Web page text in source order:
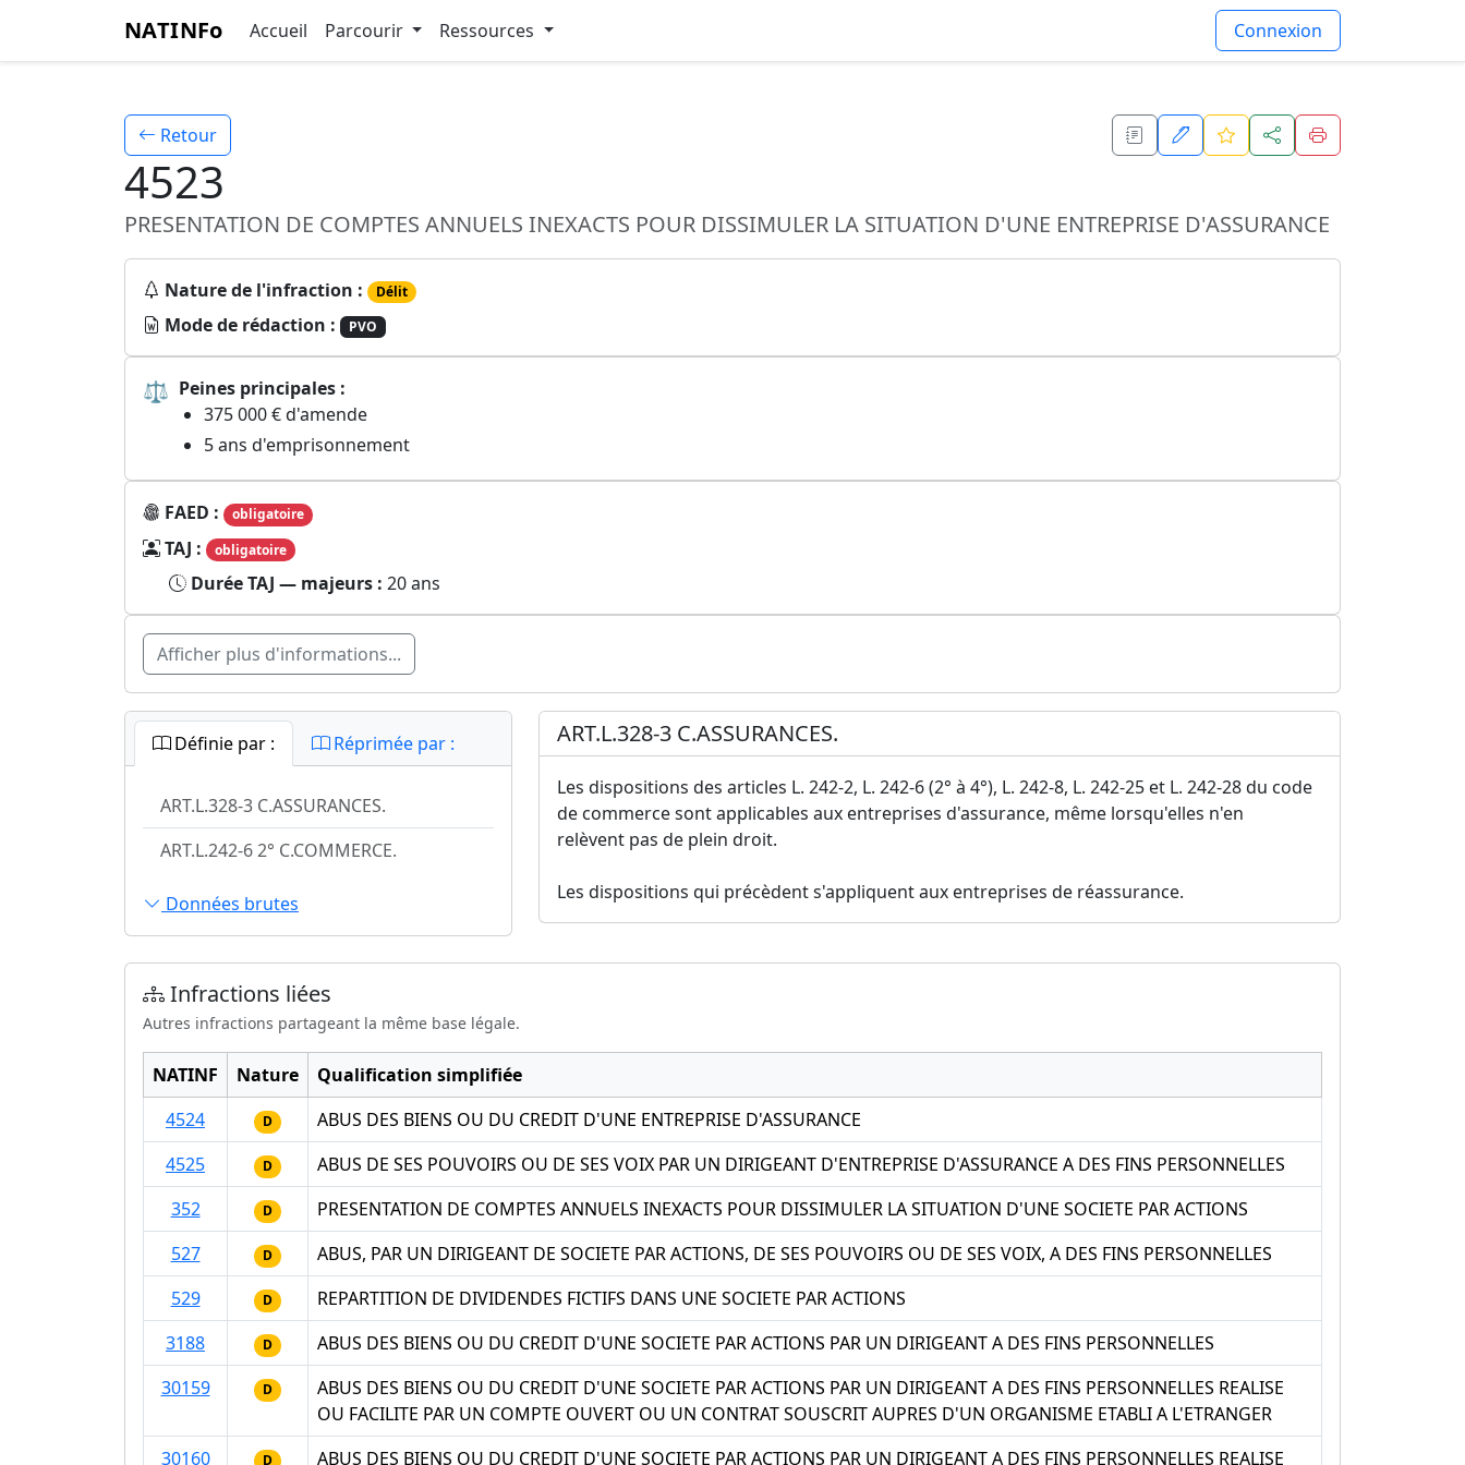
NATINFo Accueil Parcourir Ressources Connexion
Retour
4523
PRESENTATION DE COMPTES ANNUELS INEXACTS POUR DISSIMULER LA SITUATION D'UNE ENTREPRISE D'ASSURANCE
Nature de l'infraction : Délit
Mode de rédaction : PVO
⚖ Peines principales :
375 000 € d'amende
5 ans d'emprisonnement
FAED : obligatoire
TAJ : obligatoire
Durée TAJ — majeurs : 20 ans
Afficher plus d'informations...
Définie par : Réprimée par :
ART.L.328-3 C.ASSURANCES.
ART.L.242-6 2° C.COMMERCE.
Données brutes
ART.L.328-3 C.ASSURANCES.
Les dispositions des articles L. 242-2, L. 242-6 (2° à 4°), L. 242-8, L. 242-25 et L. 242-28 du code
de commerce sont applicables aux entreprises d'assurance, même lorsqu'elles n'en
relèvent pas de plein droit.
Les dispositions qui précèdent s'appliquent aux entreprises de réassurance.
Infractions liées
Autres infractions partageant la même base légale.
NATINF Nature
Qualification simplifiée
4524
D
ABUS DES BIENS OU DU CREDIT D'UNE ENTREPRISE D'ASSURANCE
4525
D
ABUS DE SES POUVOIRS OU DE SES VOIX PAR UN DIRIGEANT D'ENTREPRISE D'ASSURANCE A DES FINS PERSONNELLES
352
D
PRESENTATION DE COMPTES ANNUELS INEXACTS POUR DISSIMULER LA SITUATION D'UNE SOCIETE PAR ACTIONS
527
D
ABUS, PAR UN DIRIGEANT DE SOCIETE PAR ACTIONS, DE SES POUVOIRS OU DE SES VOIX, A DES FINS PERSONNELLES
529
D
REPARTITION DE DIVIDENDES FICTIFS DANS UNE SOCIETE PAR ACTIONS
3188
D
ABUS DES BIENS OU DU CREDIT D'UNE SOCIETE PAR ACTIONS PAR UN DIRIGEANT A DES FINS PERSONNELLES
30159
D
ABUS DES BIENS OU DU CREDIT D'UNE SOCIETE PAR ACTIONS PAR UN DIRIGEANT A DES FINS PERSONNELLES REALISE
OU FACILITE PAR UN COMPTE OUVERT OU UN CONTRAT SOUSCRIT AUPRES D'UN ORGANISME ETABLI A L'ETRANGER
30160
D ABUS DES BIENS OU DU CREDIT D'UNE SOCIETE PAR ACTIONS PAR UN DIRIGEANT A DES FINS PERSONNELLES REALISE